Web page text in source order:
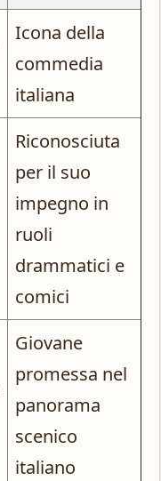
Icona della
commedia
italiana
Riconosciuta
per il suo
impegno in
ruoli
drammatici e
comici
Giovane
promessa nel
panorama
scenico
italiano